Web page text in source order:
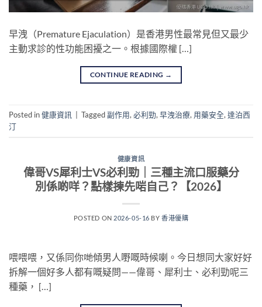
早洩（Premature Ejaculation）是香港男性最常見但又最少
主動求診的性功能困擾之一。根據國際權 […]
CONTINUE READING →
Posted in健康資訊 Tagged副作用,必利勁,早洩治療, 用藥安全,達泊西
汀
健康資訊
偉哥VS犀利士VS必利勁｜三種主流口服藥分
別係啲咩？點樣揀先啱自己？【2026】
POSTED ON 2026-05-16 BY香港優購
喂喂喂，又係同你哋傾男人嘢嘅時候喇。今日想同大家好好
拆解一個好多人都有嘅疑問——偉哥、犀利士、必利勁呢三
種藥， […]